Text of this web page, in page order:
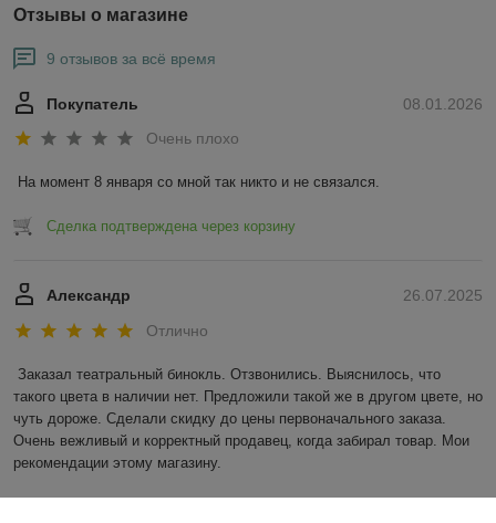
Отзывы о магазине
9 отзывов за всё время
08.01.2026
Покупатель
Очень плохо
На момент 8 января со мной так никто и не связался.
Сделка подтверждена через корзину
26.07.2025
Александр
Отлично
Заказал театральный бинокль. Отзвонились. Выяснилось, что
такого цвета в наличии нет. Предложили такой же в другом цвете, но
чуть дороже. Сделали скидку до цены первоначального заказа.
Очень вежливый и корректный продавец, когда забирал товар. Мои
рекомендации этому магазину.